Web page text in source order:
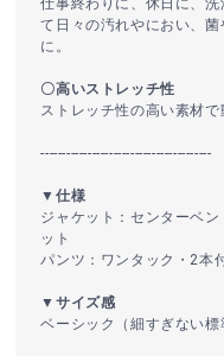
仕事終わりに、休日に、
て日々の汚れやにおい、
に。
〇高いストレッチ性
ストレッチ性の高い素材で
----------------------------------------
▼仕様
ジャケット：センターベ
ット
パンツ：ワンタック・2本
▼サイズ感
ベーシック（細すぎない標